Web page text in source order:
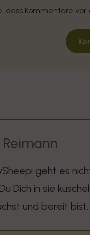
dass Kommentare
geht es
Dich in sie
und bereit